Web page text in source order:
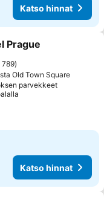
Katso hinnat
Prague
789
Old Town Square
parvekkeet
Katso hinnat